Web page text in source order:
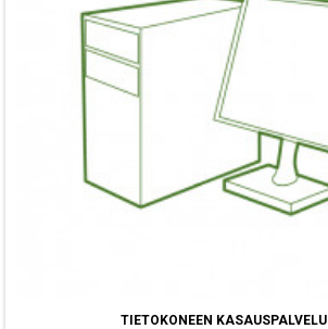
TIETOKONEEN KASAUSPALVELU